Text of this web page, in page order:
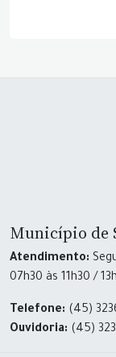
Município de
Atendimento:
07h30 às 11h30 /
Telefone: (45)
Ouvidoria: (45)